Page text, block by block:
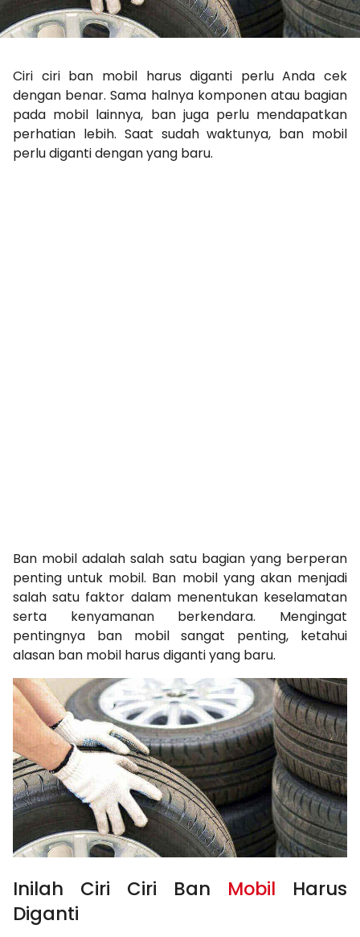
Ciri ciri ban mobil harus diganti perlu Anda cek
dengan benar. Sama halnya komponen atau bagian
pada mobil lainnya, ban juga perlu mendapatkan
perhatian lebih. Saat sudah waktunya, ban mobil
perlu diganti dengan yang baru.
Ban mobil adalah salah satu bagian yang berperan
penting untuk mobil. Ban mobil yang akan menjadi
salah satu faktor dalam menentukan keselamatan
serta kenyamanan berkendara. Mengingat
pentingnya ban mobil sangat penting, ketahui
alasan ban mobil harus diganti yang baru.
Inilah Ciri Ciri Ban Mobil Harus
Diganti